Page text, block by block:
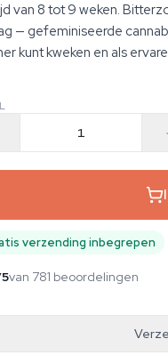
van 8 tot 9 weken.
— gefeminiseerde
kunt kweken en als
verzending inbegrepen
van 781 beoordelingen